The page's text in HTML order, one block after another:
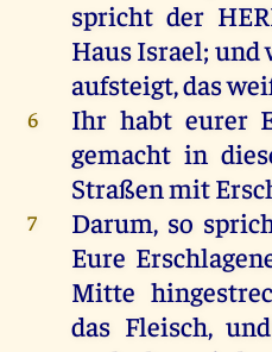
spricht der
HausIsrael; und
aufsteigt,das
6 Ihr habt eurer
gemacht in
Straßenmit
7 Darum, so
Eure
Mitte
das Fleisch,und